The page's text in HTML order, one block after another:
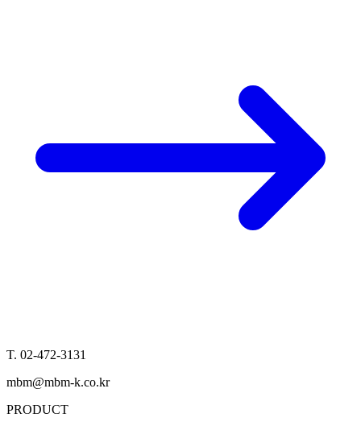
T. 02-472-3131
mbm@mbm-k.co.kr
PRODUCT